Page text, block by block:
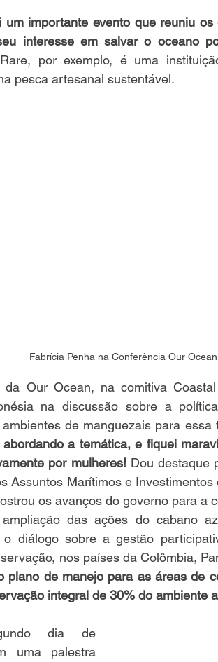
um importante evento que reuniu
interesse em salvar o oceano
por exemplo, é uma
pesca artesanal sustentável.
Fabrícia Penha na Conferência Our
da Our Ocean, na comitiva
na discussão sobre a
de manguezais para essa
a temática, e fiquei
por mulheres! Dou destaque
Assuntos Marítimos e
os avanços do governo para a
das ações do cabano
o diálogo sobre a gestão
nos países da Colômbia,
plano de manejo para as áreas de
integral de 30% do ambiente
dia de
uma palestra